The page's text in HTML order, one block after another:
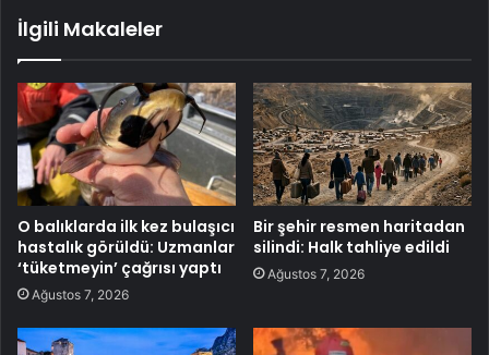
İlgili Makaleler
O balıklarda ilk kez bulaşıcı
hastalık görüldü: Uzmanlar
‘tüketmeyin’ çağrısı yaptı
Ağustos 7, 2026
Bir şehir resmen haritadan
silindi: Halk tahliye edildi
Ağustos 7, 2026